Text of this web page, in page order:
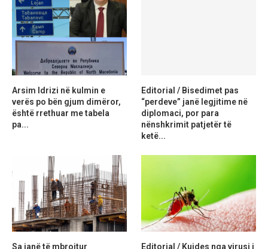
Arsim Idrizi në kulmin e
verës po bën gjum dimëror,
është rrethuar me tabela
pa...
Editorial / Bisedimet pas
“perdeve” janë legjitime në
diplomaci, por para
nënshkrimit patjetër të
ketë...
Sa janë të mbrojtur
Editorial / Kujdes nga virusi i